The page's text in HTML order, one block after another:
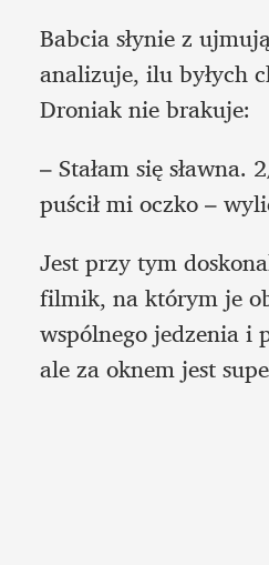
Babcia słynie z
analizuje, ilu byłych
Droniak nie brakuje:
– Stałam się
puścił mi oczko –
Jest przy tym
filmik, na którym je
wspólnego jedzenia i
ale za oknem jest